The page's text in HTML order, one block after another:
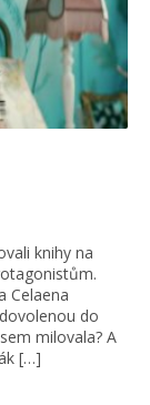
knihy na
Celaena
do
milovala? A
[…]